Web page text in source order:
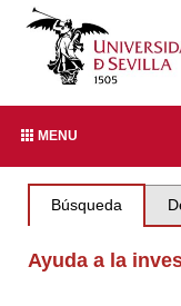
MENU
Búsqueda
Ayuda a la